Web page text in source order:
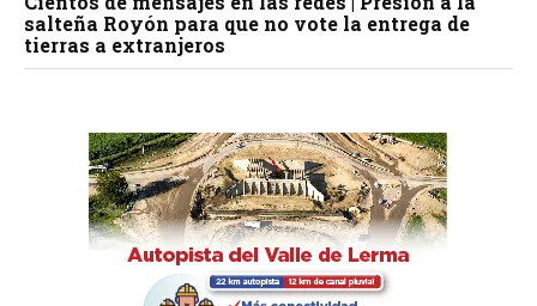
salteña Royón para que no vote la entrega de
tierras a extranjeros